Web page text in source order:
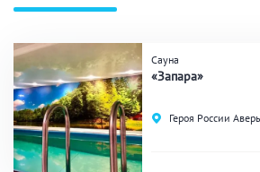
Поводы
Загородный отдых
Праздник/Корпоратив
Сауна
«Запара»
Героя России